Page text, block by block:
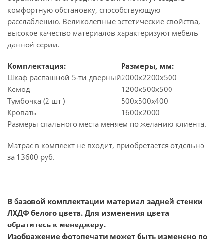
комфортную обстановку, способствующую
расслаблению. Великолепные эстетические свойства,
высокое качество материалов характеризуют мебель
данной серии.
Комплектация:
Размеры, мм:
Шкаф распашной 5-ти дверный2000х2200х500
Комод
1200х500х500
Тумбочка (2 шт.)
500х500х400
Кровать
1600х2000
Размеры спального места меняем по желанию клиента.
Матрас в комплект не входит, приобретается отдельно
за 13600 руб.
В базовой комплектации материал задней стенки
ЛХДФ белого цвета. Для изменения цвета
обратитесь к менеджеру.
Изображение фотопечати может быть изменено по